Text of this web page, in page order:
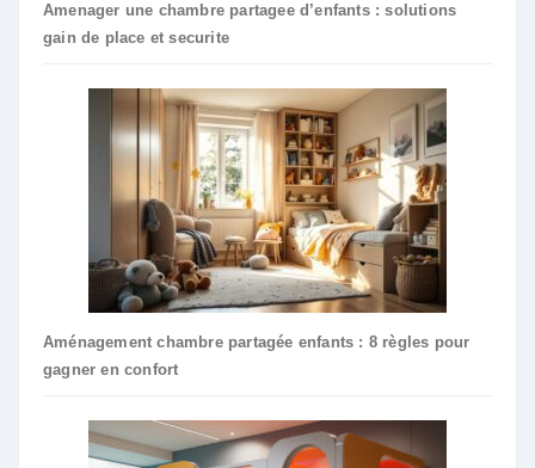
Amenager une chambre partagee d’enfants : solutions
gain de place et securite
Aménagement chambre partagée enfants : 8 règles pour
gagner en confort